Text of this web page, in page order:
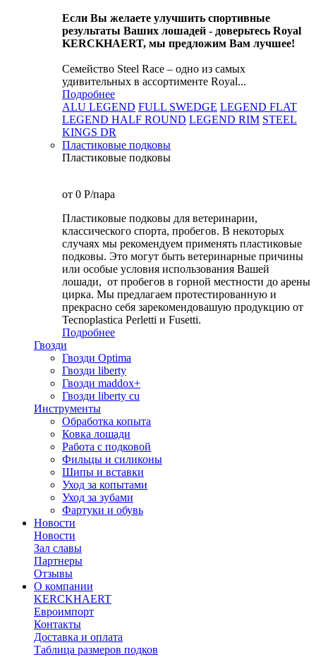
Если Вы желаете улучшить спортивные
результаты Ваших лошадей - доверьтесь Royal
KERCKHAERT, мы предложим Вам лучшее!
Семейство Steel Race – одно из самых
удивительных в ассортименте Royal...
Подробнее
ALU LEGEND FULL SWEDGE LEGEND FLAT
LEGEND HALF ROUND LEGEND RIM STEEL
KINGS DR
Пластиковые подковы
Пластиковые подковы
от 0 P/пара
Пластиковые подковы для ветеринарии,
классического спорта, пробегов. В некоторых
случаях мы рекомендуем применять пластиковые
подковы. Это могут быть ветеринарные причины
или особые условия использования Вашей
лошади, от пробегов в горной местности до арены
цирка. Мы предлагаем протестированную и
прекрасно себя зарекомендовашую продукцию от
Tecnoplastica Perletti и Fusetti.
Подробнее
Гвозди
Гвозди Optima
Гвозди liberty
Гвозди maddox+
Гвозди liberty cu
Инструменты
Обработка копыта
Ковка лошади
Работа с подковой
Фильцы и силиконы
Шипы и вставки
Уход за копытами
Уход за зубами
Фартуки и обувь
Новости
Новости
Зал славы
Партнеры
Отзывы
О компании
KERCKHAERT
Евроимпорт
Контакты
Доставка и оплата
Таблица размеров подков